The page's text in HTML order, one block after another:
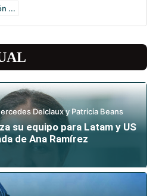
...
Delclaux y Patricia Beans
su equipo para Latam y US
de Ana Ramírez